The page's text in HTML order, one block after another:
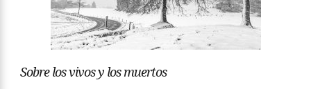
Sobre los vivos y los muertos